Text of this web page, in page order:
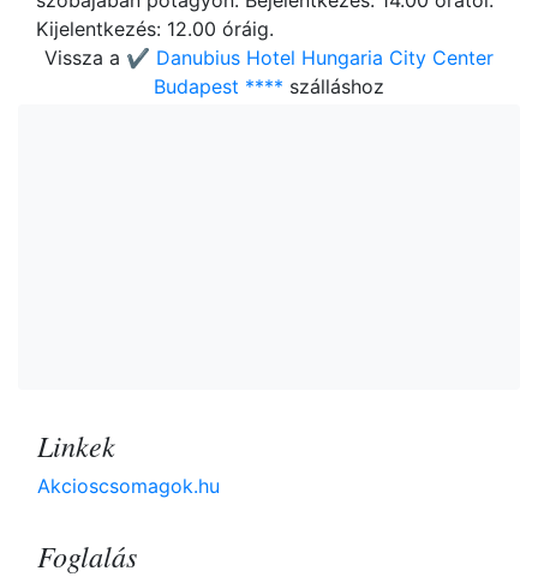
Kijelentkezés: 12.00 óráig.
Vissza a ✔️ Danubius Hotel Hungaria City Center
Budapest **** szálláshoz
Linkek
Akcioscsomagok.hu
Foglalás